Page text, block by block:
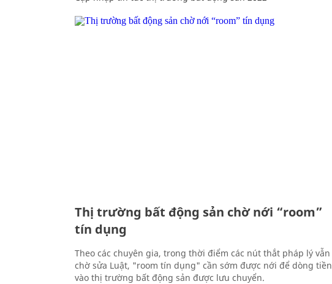
Thị trường bất động sản chờ nới “room”
tín dụng
Theo các chuyên gia, trong thời điểm các nút thắt pháp lý vẫn
chờ sửa Luật, "room tín dụng" cần sớm được nới để dòng tiền
vào thị trường bất động sản được lưu chuyển.